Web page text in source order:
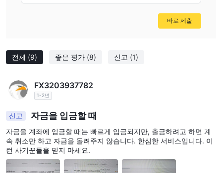
전체 (9) 좋은 평가 (8) 신고 (1)
FX3203937782
1-2년
신고 자금을 입금할 때
자금을 계좌에 입금할 때는 빠르게 입금되지만, 출금하려고 하면 계
속 취소만 하고 자금을 돌려주지 않습니다. 한심한 서비스입니다. 이
런 사기꾼들을 믿지 마세요.
바로 제출